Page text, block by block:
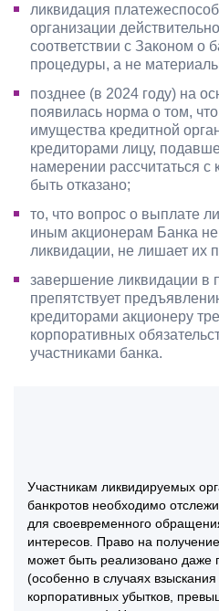
ликвидация
организации
соответствии с Законом о
процедуры, а не
позднее (в 2024 году) на
появилась норма о том,
имущества кредитной
кредиторами лицу,
намерении рассчитаться
быть отказано;
то, что вопрос о выплате
иным акционерам Банка
ликвидации, не лишает их
завершение ликвидации в
препятствует
кредиторами акционеру
корпоративных
участниками банка.
Участникам ликвидируемых
банкротов необходимо
для своевременного
интересов. Право на
может быть реализовано даже
(особенно в случаях
корпоративных убытков,